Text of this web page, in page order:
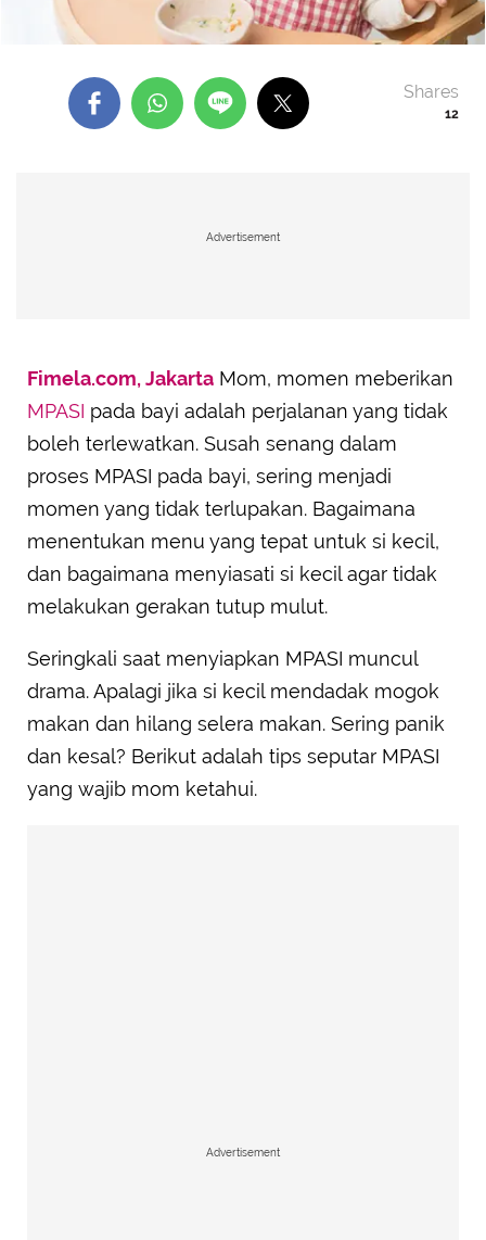
12
Shares
Advertisement
Fimela.com, Jakarta Mom, momen meberikan
MPASI pada bayi adalah perjalanan yang tidak
boleh terlewatkan. Susah senang dalam
proses MPASI pada bayi, sering menjadi
momen yang tidak terlupakan. Bagaimana
menentukan menu yang tepat untuk si kecil,
dan bagaimana menyiasati si kecil agar tidak
melakukan gerakan tutup mulut.
Seringkali saat menyiapkan MPASI muncul
drama. Apalagi jika si kecil mendadak mogok
makan dan hilang selera makan. Sering panik
dan kesal? Berikut adalah tips seputar MPASI
yang wajib mom ketahui.
Advertisement